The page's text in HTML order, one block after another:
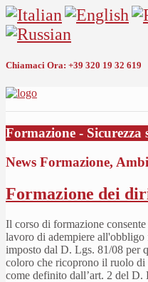
Chiamaci Ora: +39 320 19 32 619
Formazione - Sicurezza
News Formazione,
Formazione dei
Il corso di formazione
lavoro di adempiere
imposto dal D. Lgs. 81/08 per
coloro che ricoprono il ruolo
come definito dall’art. 2 del D.